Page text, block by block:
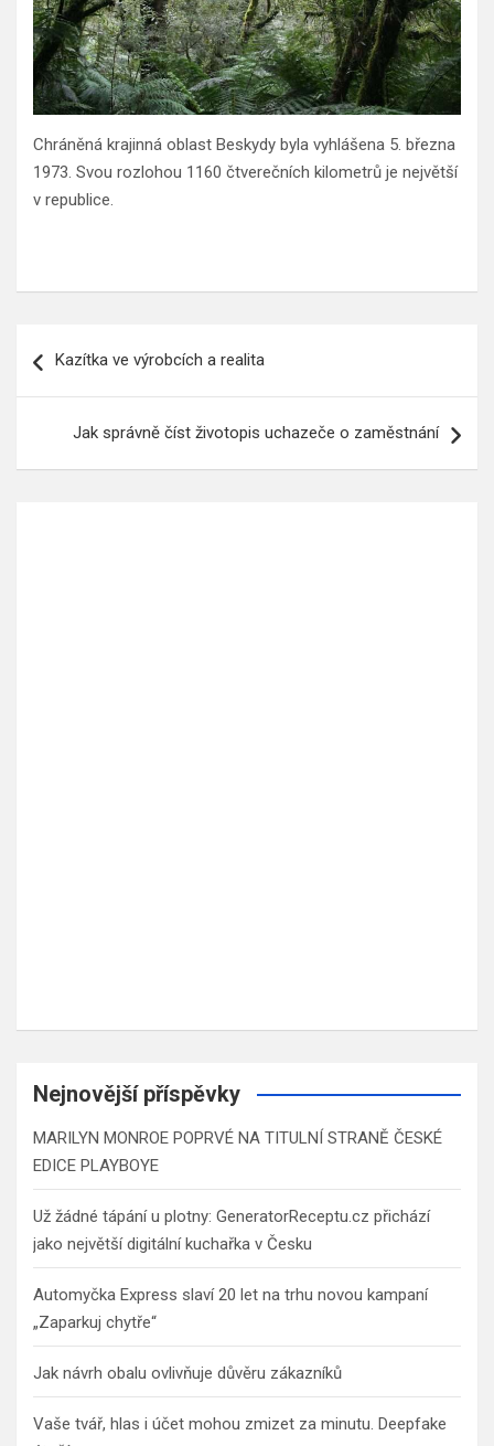
Chráněná krajinná oblast Beskydy byla vyhlášena 5. března
1973. Svou rozlohou 1160 čtverečních kilometrů je největší
v republice.
proKazítka ve výrobcích a realita
Jak správně číst životopis uchazeče o zaměstnání
Nejnovější příspěvky
MARILYN MONROE POPRVÉ NA TITULNÍ STRANĚ ČESKÉ
EDICE PLAYBOYE
Už žádné tápání u plotny: GeneratorReceptu.cz přichází
jako největší digitální kuchařka v Česku
Automyčka Express slaví 20 let na trhu novou kampaní
„Zaparkuj chytře“
Jak návrh obalu ovlivňuje důvěru zákazníků
Vaše tvář, hlas i účet mohou zmizet za minutu. Deepfake